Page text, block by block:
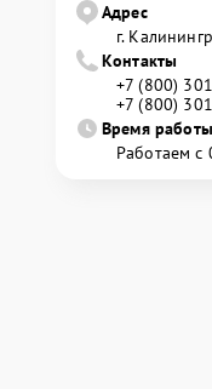
Адрес
г.
Контакты
+7 (800)
+7 (800)
Время работы
Работаем с